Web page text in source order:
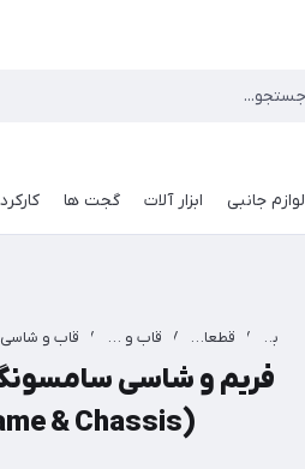
لوازم جانبی ابزار آلات گجت ها
بایتل / قطعات موبایل / قاب و شاسی case /
& Chassis)